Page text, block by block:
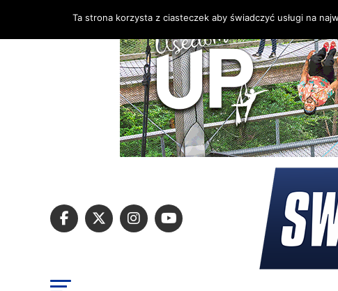
Ta strona korzysta z ciasteczek aby świadczyć usługi na